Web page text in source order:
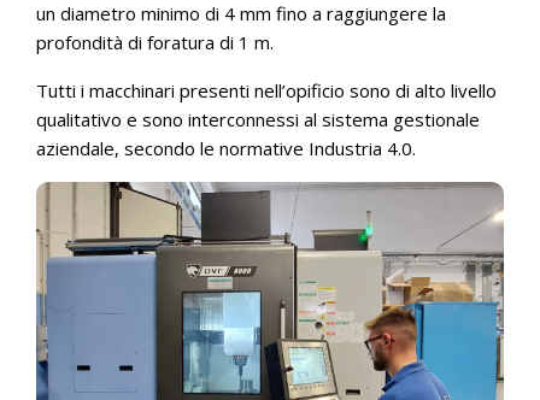
un diametro minimo di 4 mm fino a raggiungere la
profondità di foratura di 1 m.
Tutti i macchinari presenti nell’opificio sono di alto livello
qualitativo e sono interconnessi al sistema gestionale
aziendale, secondo le normative Industria 4.0.